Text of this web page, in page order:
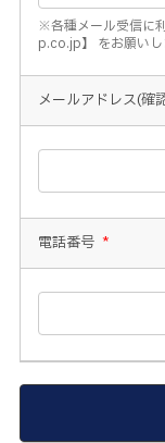
※各種メール受信に
p.co.jp】 をお願いし
メールアドレス(確
電話番号 *